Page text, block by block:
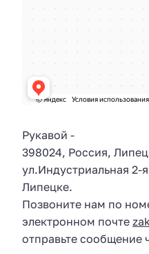
Рукавой -
398024, Россия,
ул.Индустриальная 2-
Липецке.
Позвоните нам по
электронном почте
отправьте сообщение